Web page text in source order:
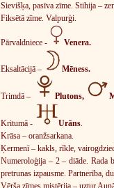
Sievišķa, pasīva zīme. Stihija –
Fiksētā zīme. Valpurģi.
Pārvaldniece - Venera.
Eksaltācijā – Mēness.
Trimdā – Plutons,
Kritumā - Urāns.
Krāsa – oranžsarkana.
Ķermenī – kakls, rīkle,
Numeroloģija – 2 – diāde. Rada
pretrunas izpausme. Partnerība,
Vērša zīmes mistērija – uztur